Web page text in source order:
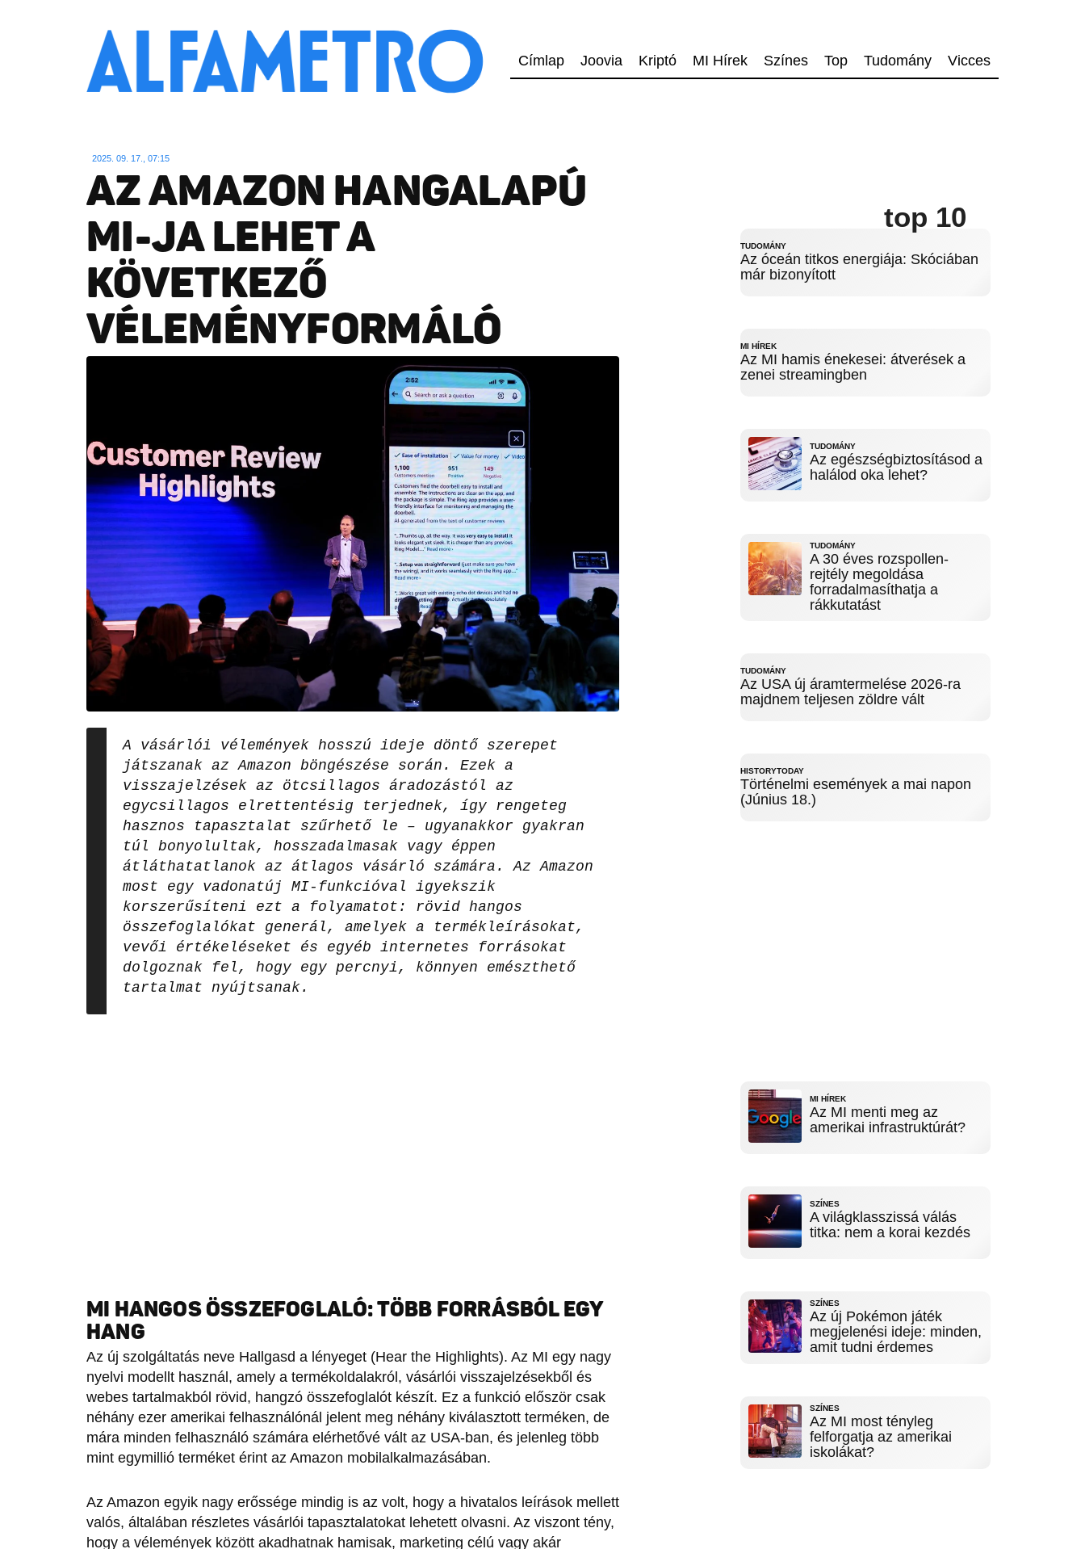
Címlap Joovia Kriptó MI Hírek Színes Top Tudomány Vicces
2025. 09. 17., 07:15
AZ AMAZON HANGALAPÚ
MI-JA LEHET A
KÖVETKEZŐ
VÉLEMÉNYFORMÁLÓ
A vásárlói vélemények hosszú ideje döntő szerepet
játszanak az Amazon böngészése során. Ezek a
visszajelzések az ötcsillagos áradozástól az
egycsillagos elrettentésig terjednek, így rengeteg
hasznos tapasztalat szűrhető le – ugyanakkor gyakran
túl bonyolultak, hosszadalmasak vagy éppen
átláthatatlanok az átlagos vásárló számára. Az Amazon
most egy vadonatúj MI-funkcióval igyekszik
korszerűsíteni ezt a folyamatot: rövid hangos
összefoglalókat generál, amelyek a termékleírásokat,
vevői értékeléseket és egyéb internetes forrásokat
dolgoznak fel, hogy egy percnyi, könnyen emészthető
tartalmat nyújtsanak.
MI HANGOS ÖSSZEFOGLALÓ: TÖBB FORRÁSBÓL EGY
HANG
Az új szolgáltatás neve Hallgasd a lényeget (Hear the Highlights). Az MI egy nagy
nyelvi modellt használ, amely a termékoldalakról, vásárlói visszajelzésekből és
webes tartalmakból rövid, hangzó összefoglalót készít. Ez a funkció először csak
néhány ezer amerikai felhasználónál jelent meg néhány kiválasztott terméken, de
mára minden felhasználó számára elérhetővé vált az USA-ban, és jelenleg több
mint egymillió terméket érint az Amazon mobilalkalmazásában.
Az Amazon egyik nagy erőssége mindig is az volt, hogy a hivatalos leírások mellett
valós, általában részletes vásárlói tapasztalatokat lehetett olvasni. Az viszont tény,
hogy a vélemények között akadhatnak hamisak, marketing célú vagy akár
top 10
TUDOMÁNY
Az óceán titkos energiája: Skóciában
már bizonyított
MI HÍREK
Az MI hamis énekesei: átverések a
zenei streamingben
TUDOMÁNY
Az egészségbiztosításod a
halálod oka lehet?
TUDOMÁNY
A 30 éves rozspollen-
rejtély megoldása
forradalmasíthatja a
rákkutatást
TUDOMÁNY
Az USA új áramtermelése 2026-ra
majdnem teljesen zöldre vált
HISTORYTODAY
Történelmi események a mai napon
(Június 18.)
MI HÍREK
Az MI menti meg az
amerikai infrastruktúrát?
SZÍNES
A világklasszissá válás
titka: nem a korai kezdés
SZÍNES
Az új Pokémon játék
megjelenési ideje: minden,
amit tudni érdemes
SZÍNES
Az MI most tényleg
felforgatja az amerikai
iskolákat?